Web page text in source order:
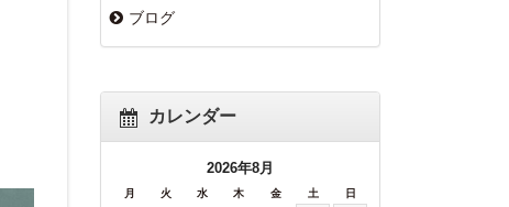
ブログ
カレンダー
2026年8月
月 火 水 木 金 土 日